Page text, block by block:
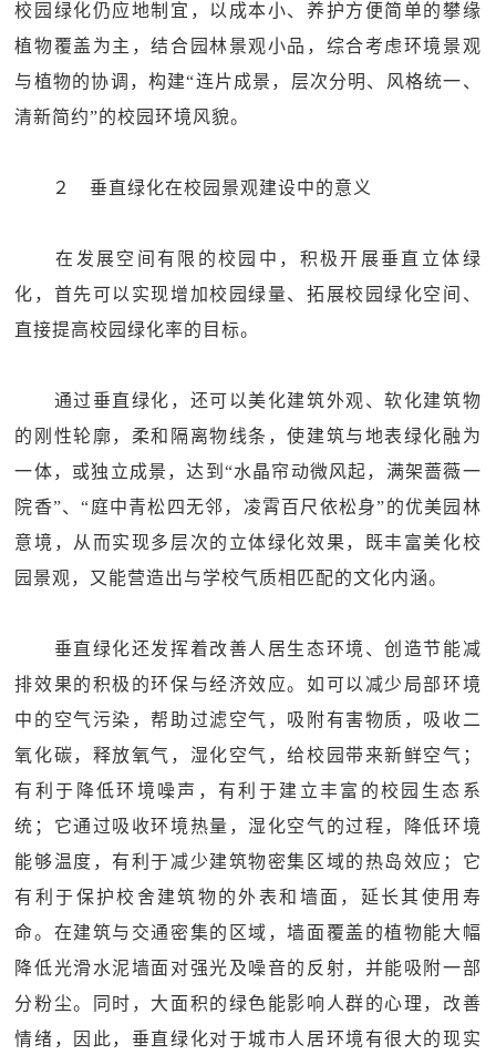
校园绿化仍应地制宜，以成本小、养护方便简单的攀缘
植物覆盖为主，结合园林景观小品，综合考虑环境景观
与植物的协调，构建“连片成景，层次分明、风格统一、
清新简约”的校园环境风貌。
２ 垂直绿化在校园景观建设中的意义
在发展空间有限的校园中，积极开展垂直立体绿
化，首先可以实现增加校园绿量、拓展校园绿化空间、
直接提高校园绿化率的目标。
通过垂直绿化，还可以美化建筑外观、软化建筑物
的刚性轮廓，柔和隔离物线条，使建筑与地表绿化融为
一体，或独立成景，达到“水晶帘动微风起，满架蔷薇一
院香”、“庭中青松四无邻，凌霄百尺依松身”的优美园林
意境，从而实现多层次的立体绿化效果，既丰富美化校
园景观，又能营造出与学校气质相匹配的文化内涵。
垂直绿化还发挥着改善人居生态环境、创造节能减
排效果的积极的环保与经济效应。如可以减少局部环境
中的空气污染，帮助过滤空气，吸附有害物质，吸收二
氧化碳，释放氧气，湿化空气，给校园带来新鲜空气；
有利于降低环境噪声，有利于建立丰富的校园生态系
统；它通过吸收环境热量，湿化空气的过程，降低环境
能够温度，有利于减少建筑物密集区域的热岛效应；它
有利于保护校舍建筑物的外表和墙面，延长其使用寿
命。在建筑与交通密集的区域，墙面覆盖的植物能大幅
降低光滑水泥墙面对强光及噪音的反射，并能吸附一部
分粉尘。同时，大面积的绿色能影响人群的心理，改善
情绪，因此，垂直绿化对于城市人居环境有很大的现实